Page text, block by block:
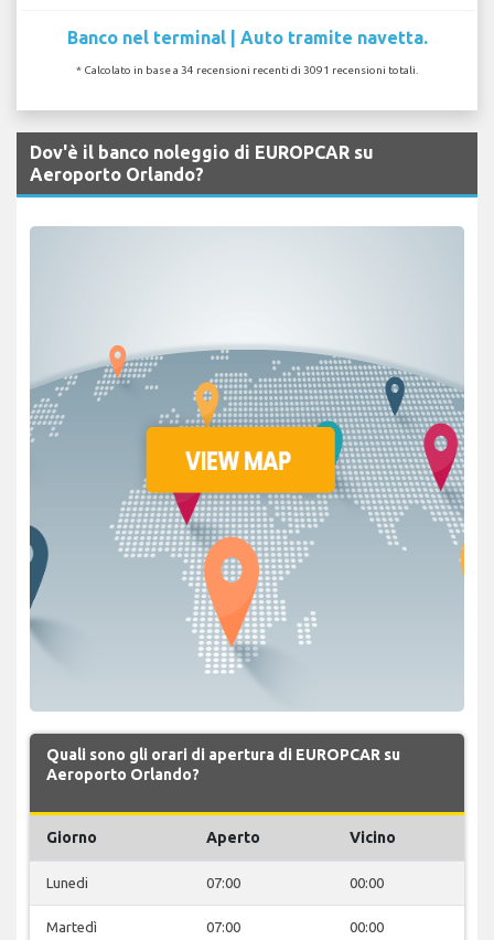
Banco nel terminal | Auto tramite navetta.
* Calcolato in base a 34 recensioni recenti di 3091 recensioni totali.
Dov'è il banco noleggio di EUROPCAR su
Aeroporto Orlando?
Quali sono gli orari di apertura di EUROPCAR su
Aeroporto Orlando?
Giorno Aperto Vicino
Lunedi 07:00 00:00
Martedì 07:00 00:00